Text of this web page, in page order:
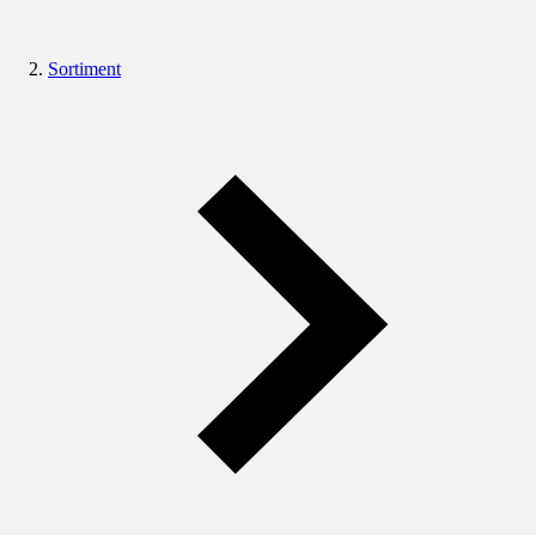
Sortiment